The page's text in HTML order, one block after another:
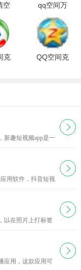
空
色
qq空间万
2012绿色
版
克
QQ空间克
新趣短视频app是一
像发朋友圈一样
下载
用软件，抖音短视
下载
以在照片上打标签
结识跟你有共同
下载
应用，这款应用可
下载